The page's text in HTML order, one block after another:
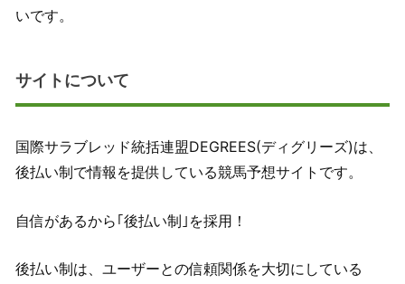
いです。
サイトについて
国際サラブレッド統括連盟DEGREES(ディグリーズ)は、
後払い制で情報を提供している競馬予想サイトです。
自信があるから｢後払い制｣を採用！
後払い制は、ユーザーとの信頼関係を大切にしている